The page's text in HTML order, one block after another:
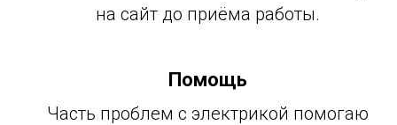
на сайт до приёма работы.
Помощь
Часть проблем с электрикой помогаю